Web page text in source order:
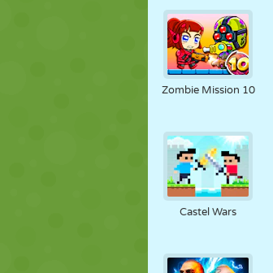
Zombie Mission 10
Castel Wars